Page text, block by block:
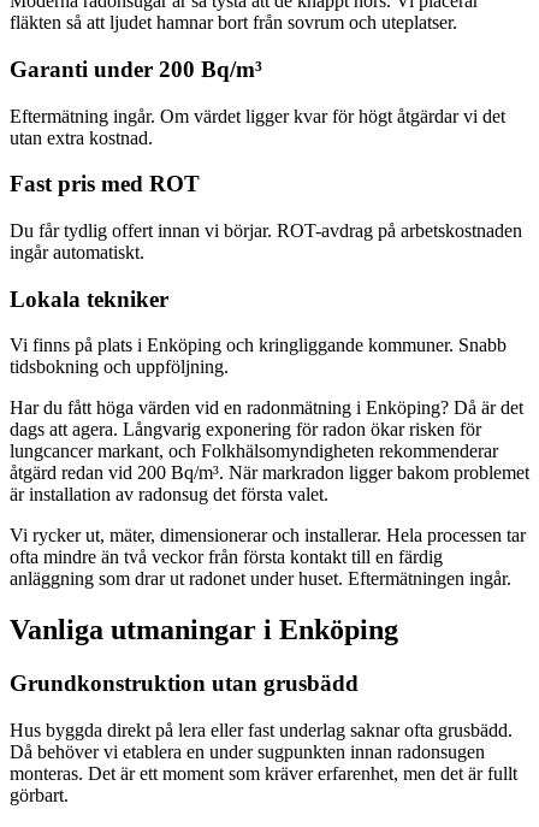
fläkten så att ljudet hamnar bort från sovrum och uteplatser.
Garanti under 200 Bq/m³
Eftermätning ingår. Om värdet ligger kvar för högt åtgärdar vi det
utan extra kostnad.
Fast pris med ROT
Du får tydlig offert innan vi börjar. ROT-avdrag på arbetskostnaden
ingår automatiskt.
Lokala tekniker
Vi finns på plats i Enköping och kringliggande kommuner. Snabb
tidsbokning och uppföljning.
Har du fått höga värden vid en radonmätning i Enköping? Då är det
dags att agera. Långvarig exponering för radon ökar risken för
lungcancer markant, och Folkhälsomyndigheten rekommenderar
åtgärd redan vid 200 Bq/m³. När markradon ligger bakom problemet
är installation av radonsug det första valet.
Vi rycker ut, mäter, dimensionerar och installerar. Hela processen tar
ofta mindre än två veckor från första kontakt till en färdig
anläggning som drar ut radonet under huset. Eftermätningen ingår.
Vanliga utmaningar i Enköping
Grundkonstruktion utan grusbädd
Hus byggda direkt på lera eller fast underlag saknar ofta grusbädd.
Då behöver vi etablera en under sugpunkten innan radonsugen
monteras. Det är ett moment som kräver erfarenhet, men det är fullt
görbart.